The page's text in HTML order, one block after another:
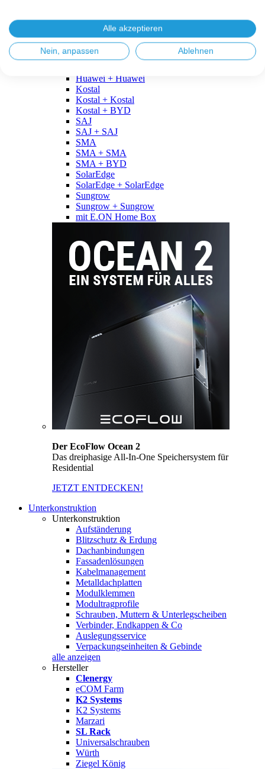
Fronius + BYD
GoodWe
GoodWe + GoodWe
GoodWe + BYD
Huawei + Huawei
Kostal
Kostal + Kostal
Kostal + BYD
SAJ
SAJ + SAJ
SMA
SMA + SMA
SMA + BYD
SolarEdge
SolarEdge + SolarEdge
Sungrow
Sungrow + Sungrow
mit E.ON Home Box
Der EcoFlow Ocean 2
Das dreiphasige All-In-One Speichersystem für
Residential
JETZT ENTDECKEN!
Unterkonstruktion
Unterkonstruktion
Aufständerung
Blitzschutz & Erdung
Dachanbindungen
Fassadenlösungen
Kabelmanagement
Metalldachplatten
Modulklemmen
Modultragprofile
Schrauben, Muttern & Unterlegscheiben
Verbinder, Endkappen & Co
Auslegungsservice
Verpackungseinheiten & Gebinde
alle anzeigen
Hersteller
Clenergy
eCOM Farm
K2 Systems
K2 Systems
Marzari
SL Rack
Universalschrauben
Würth
Ziegel König
Alle akzeptieren
Nein, anpassen Ablehnen